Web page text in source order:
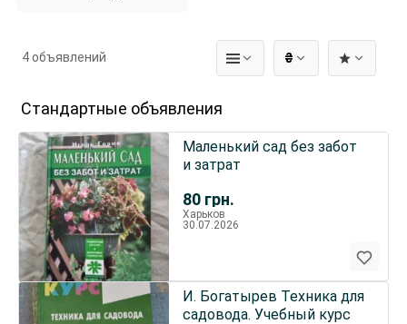
₴
4 объявлений
Стандартные объявления
80 грн.
Маленький сад без забот
и затрат
Харьков
30.07.2026
И. Богатырев Техника для
садовода. Учебный курс